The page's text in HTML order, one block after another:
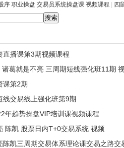
序 职业操盘 交易员系统操盘课 视频课程 | 四
直播课第3期视频课程
诸葛就是不亮 三周期短线强化班11期
课第2期
线交易线上强化班第9期
年趋势操盘VIP培训课视频课程
陈凯 股票日内T+0交易系统 视频
陈凯三周期交易体系理论课交易之路交